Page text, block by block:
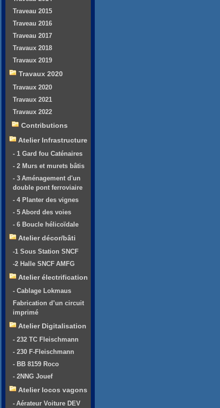
Traveau 2015
Traveau 2016
Traveau 2017
Travaux 2018
Travaux 2019
Travaux 2020
Travaux 2020
Travaux 2021
Travaux 2022
Contributions
Atelier Infrastructure
- 1 Gard fou Caténaires
- 2 Murs et murets bâtis
- 3 Aménagement d'un
double pont ferroviaire
- 4 Planter des vignes
- 5 Abord des voies
- 6 Boucle hélicoïdale
Atelier décor/bâti
-1 Sous Station SNCF
-2 Halle SNCF AMFG
Atelier électrification
- Cablage Lokmaus
Fabrication d’un circuit
imprimé
Atelier Digitalisation
- 232 TC Fleischmann
- 230 F-Fleischmann
- BB 8159 Roco
- 2NNG Jouef
Atelier locos vagons
- Aérateur Voiture DEV